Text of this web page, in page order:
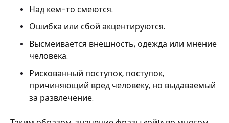
Над кем-то смеются.
Ошибка или сбой акцентируются.
Высмеивается внешность, одежда или мнение
человека.
Рискованный поступок, поступок,
причиняющий вред человеку, но выдаваемый
за развлечение.